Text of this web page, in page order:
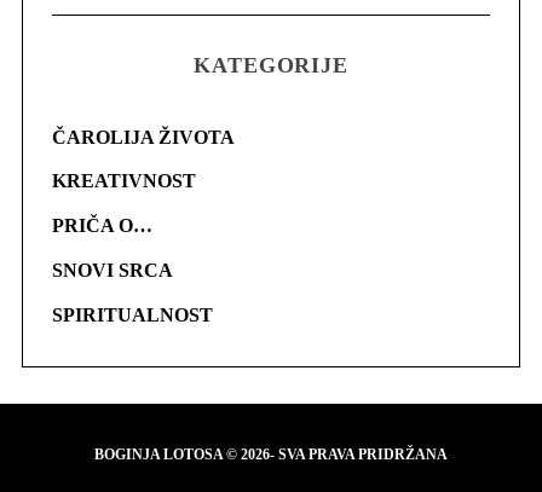
KATEGORIJE
ČAROLIJA ŽIVOTA
KREATIVNOST
PRIČA O…
SNOVI SRCA
SPIRITUALNOST
BOGINJA LOTOSA © 2026- SVA PRAVA PRIDRŽANA